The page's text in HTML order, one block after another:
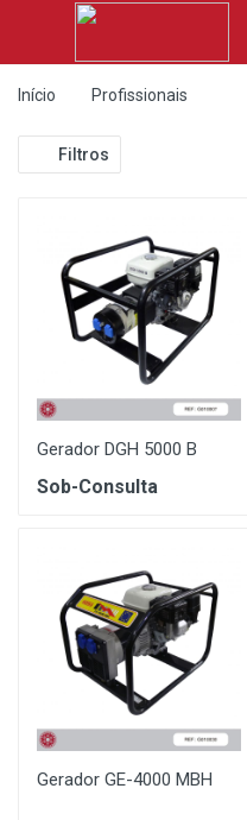
Início Profissionais
Filtros
Gerador DGH 5000 B
Sob-Consulta
Gerador GE-4000 MBH